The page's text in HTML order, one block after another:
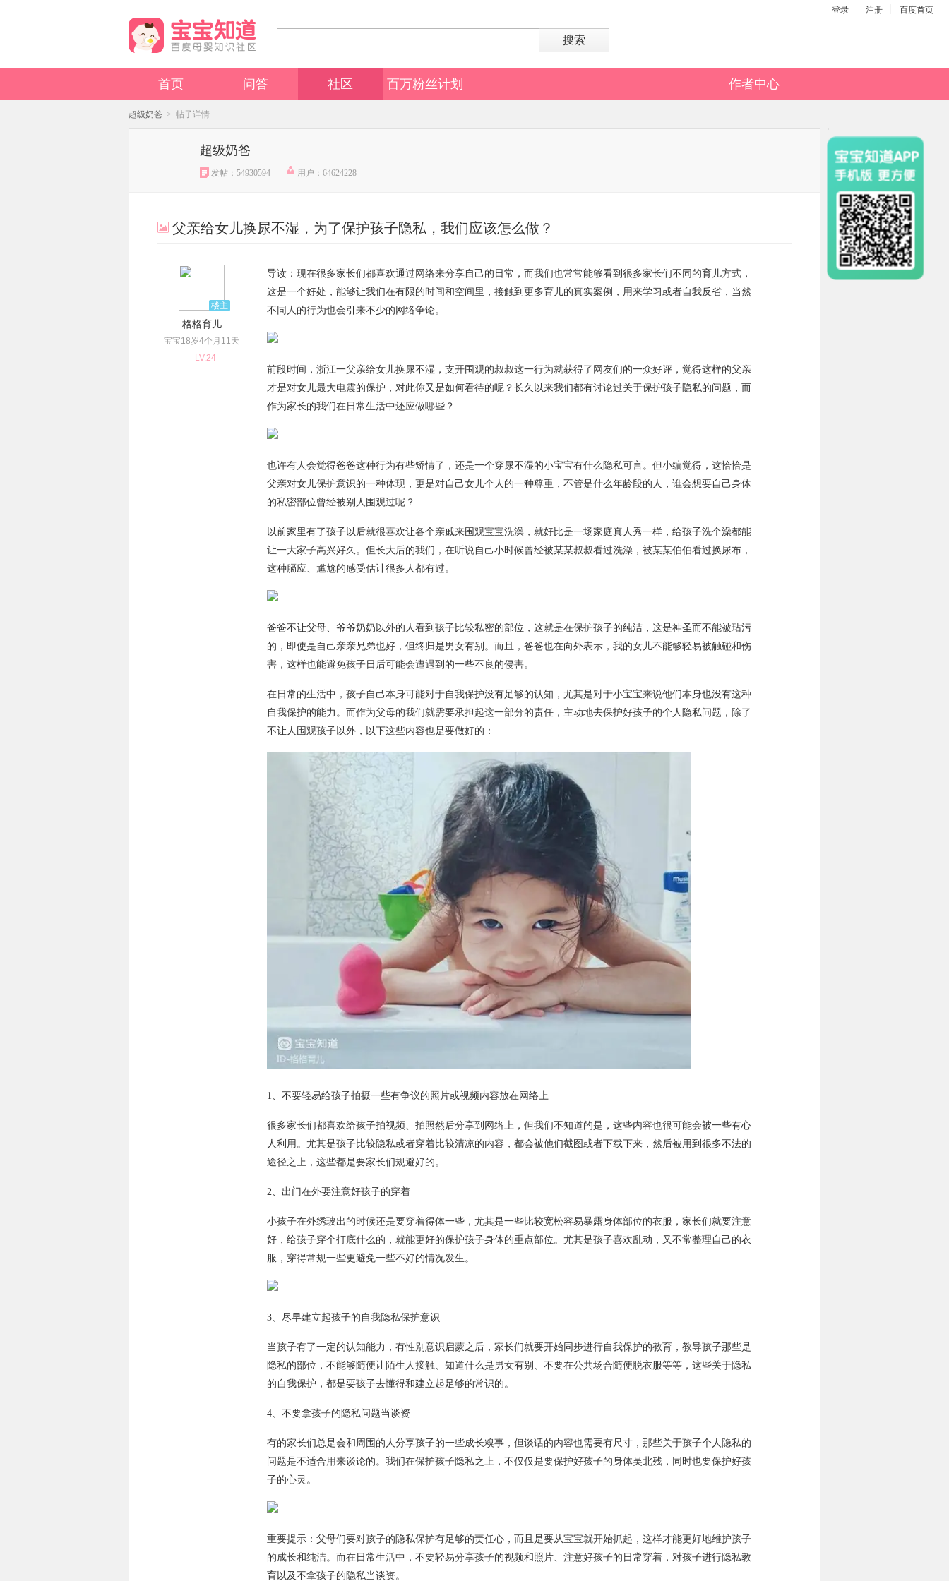
登录 注册 百度首页
搜索
首页 问答 社区 百万粉丝计划 作者中心
超级奶爸 > 帖子详情
超级奶爸
发帖：54930594 用户：64624228
父亲给女儿换尿不湿，为了保护孩子隐私，我们应该怎么做？
楼主
格格育儿
宝宝18岁4个月11天
LV.24
导读：现在很多家长们都喜欢通过网络来分享自己的日常，而我们也常常能够看到很多家长们不同的育儿方式，
这是一个好处，能够让我们在有限的时间和空间里，接触到更多育儿的真实案例，用来学习或者自我反省，当然
不同人的行为也会引来不少的网络争论。
前段时间，浙江一父亲给女儿换尿不湿，支开围观的叔叔这一行为就获得了网友们的一众好评，觉得这样的父亲
才是对女儿最大电震的保护，对此你又是如何看待的呢？长久以来我们都有讨论过关于保护孩子隐私的问题，而
作为家长的我们在日常生活中还应做哪些？
也许有人会觉得爸爸这种行为有些矫情了，还是一个穿尿不湿的小宝宝有什么隐私可言。但小编觉得，这恰恰是
父亲对女儿保护意识的一种体现，更是对自己女儿个人的一种尊重，不管是什么年龄段的人，谁会想要自己身体
的私密部位曾经被别人围观过呢？
以前家里有了孩子以后就很喜欢让各个亲戚来围观宝宝洗澡，就好比是一场家庭真人秀一样，给孩子洗个澡都能
让一大家子高兴好久。但长大后的我们，在听说自己小时候曾经被某某叔叔看过洗澡，被某某伯伯看过换尿布，
这种膈应、尴尬的感受估计很多人都有过。
爸爸不让父母、爷爷奶奶以外的人看到孩子比较私密的部位，这就是在保护孩子的纯洁，这是神圣而不能被玷污
的，即使是自己亲亲兄弟也好，但终归是男女有别。而且，爸爸也在向外表示，我的女儿不能够轻易被触碰和伤
害，这样也能避免孩子日后可能会遭遇到的一些不良的侵害。
在日常的生活中，孩子自己本身可能对于自我保护没有足够的认知，尤其是对于小宝宝来说他们本身也没有这种
自我保护的能力。而作为父母的我们就需要承担起这一部分的责任，主动地去保护好孩子的个人隐私问题，除了
不让人围观孩子以外，以下这些内容也是要做好的：
1、不要轻易给孩子拍摄一些有争议的照片或视频内容放在网络上
很多家长们都喜欢给孩子拍视频、拍照然后分享到网络上，但我们不知道的是，这些内容也很可能会被一些有心
人利用。尤其是孩子比较隐私或者穿着比较清凉的内容，都会被他们截图或者下载下来，然后被用到很多不法的
途径之上，这些都是要家长们规避好的。
2、出门在外要注意好孩子的穿着
小孩子在外绣玻出的时候还是要穿着得体一些，尤其是一些比较宽松容易暴露身体部位的衣服，家长们就要注意
好，给孩子穿个打底什么的，就能更好的保护孩子身体的重点部位。尤其是孩子喜欢乱动，又不常整理自己的衣
服，穿得常规一些更避免一些不好的情况发生。
3、尽早建立起孩子的自我隐私保护意识
当孩子有了一定的认知能力，有性别意识启蒙之后，家长们就要开始同步进行自我保护的教育，教导孩子那些是
隐私的部位，不能够随便让陌生人接触、知道什么是男女有别、不要在公共场合随便脱衣服等等，这些关于隐私
的自我保护，都是要孩子去懂得和建立起足够的常识的。
4、不要拿孩子的隐私问题当谈资
有的家长们总是会和周围的人分享孩子的一些成长糗事，但谈话的内容也需要有尺寸，那些关于孩子个人隐私的
问题是不适合用来谈论的。我们在保护孩子隐私之上，不仅仅是要保护好孩子的身体吴北残，同时也要保护好孩
子的心灵。
重要提示：父母们要对孩子的隐私保护有足够的责任心，而且是要从宝宝就开始抓起，这样才能更好地维护孩子
的成长和纯洁。而在日常生活中，不要轻易分享孩子的视频和照片、注意好孩子的日常穿着，对孩子进行隐私教
育以及不拿孩子的隐私当谈资。